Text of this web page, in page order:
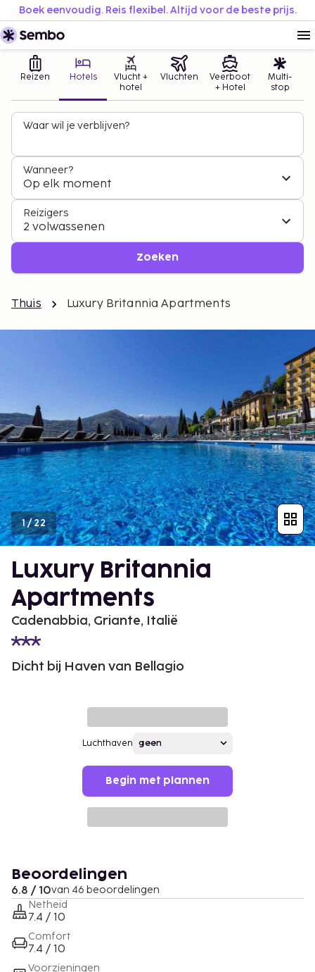
Boek eenvoudig. Reis flexibel. Altijd voor de beste prijs.
Reizen Hotels
Vlucht +
hotel
Vluchten
Veerboot
+ Hotel
Multi-
stop
Waar wil je verblijven?
Wanneer?
Op elk moment
Reizigers
2 volwassenen
Zoeken
Thuis Luxury Britannia Apartments
1/22
Luxury Britannia
Apartments
Cadenabbia, Griante, Italië
Dicht bij Haven van Bellagio
Luchthaven
Begin met plannen
Beoordelingen
6.8 / 10van 46 beoordelingen
Netheid
7.4 / 10
Comfort
7.4 / 10
Voorzieningen